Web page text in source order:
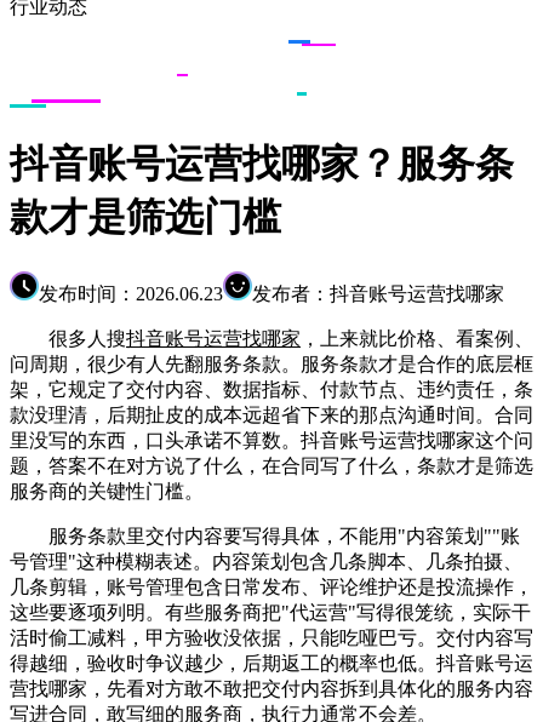
行业动态
抖音账号运营找哪家？服务条
款才是筛选门槛
发布时间：2026.06.23 发布者：抖音账号运营找哪家
很多人搜抖音账号运营找哪家 ，上来就比价格、看案例、
问周期，很少有人先翻服务条款。服务条款才是合作的底层框
架，它规定了交付内容、数据指标、付款节点、违约责任，条
款没理清，后期扯皮的成本远超省下来的那点沟通时间。合同
里没写的东西，口头承诺不算数。抖音账号运营找哪家这个问
题，答案不在对方说了什么，在合同写了什么，条款才是筛选
服务商的关键性门槛。
服务条款里交付内容要写得具体，不能用"内容策划""账
号管理"这种模糊表述。内容策划包含几条脚本、几条拍摄、
几条剪辑，账号管理包含日常发布、评论维护还是投流操作，
这些要逐项列明。有些服务商把"代运营"写得很笼统，实际干
活时偷工减料，甲方验收没依据，只能吃哑巴亏。交付内容写
得越细，验收时争议越少，后期返工的概率也低。抖音账号运
营找哪家，先看对方敢不敢把交付内容拆到具体化的服务内容
写进合同，敢写细的服务商，执行力通常不会差。